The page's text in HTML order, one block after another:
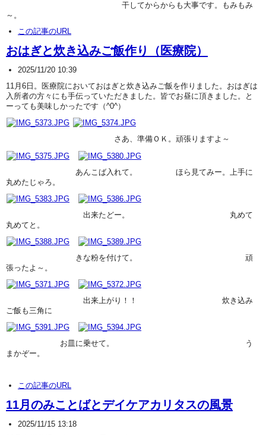
干してからからも大事です。もみもみ
～。
この記事のURL
おはぎと炊き込みご飯作り（医療院）
2025/11/20 10:39
11月6日。医療院においておはぎと炊き込みご飯を作りました。おはぎは
入所者の方々にも手伝っていただきました。皆でお昼に頂きました。と
ーっても美味しかったです（^0^）
さあ、準備ＯＫ。頑張りますよ～
あんこば入れて。 ほら見てみー。上手に
丸めたじゃろ。
出来たどー。 丸めて
丸めてと。
きな粉を付けて。 頑
張ったよ～。
出来上がり！！ 炊き込み
ご飯も三角に
お皿に乗せて。 う
まかぞー。
この記事のURL
11月のみことばとデイケアカリタスの風景
2025/11/15 13:18